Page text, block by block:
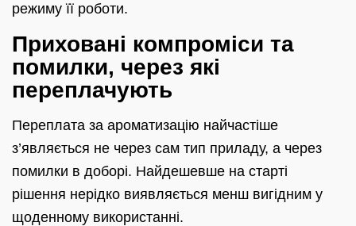
режиму її роботи.
Приховані компроміси та
помилки, через які
переплачують
Переплата за ароматизацію найчастіше
з’являється не через сам тип приладу, а через
помилки в доборі. Найдешевше на старті
рішення нерідко виявляється менш вигідним у
щоденному використанні.